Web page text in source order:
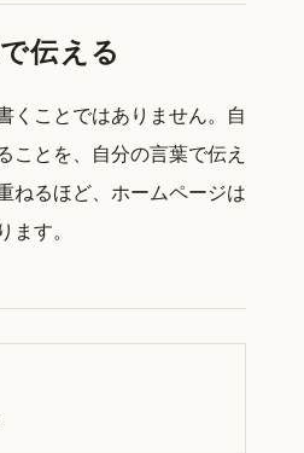
伝える
くことではありません。自
ことを、自分の言葉で伝え
ねるほど、ホームページは
す。